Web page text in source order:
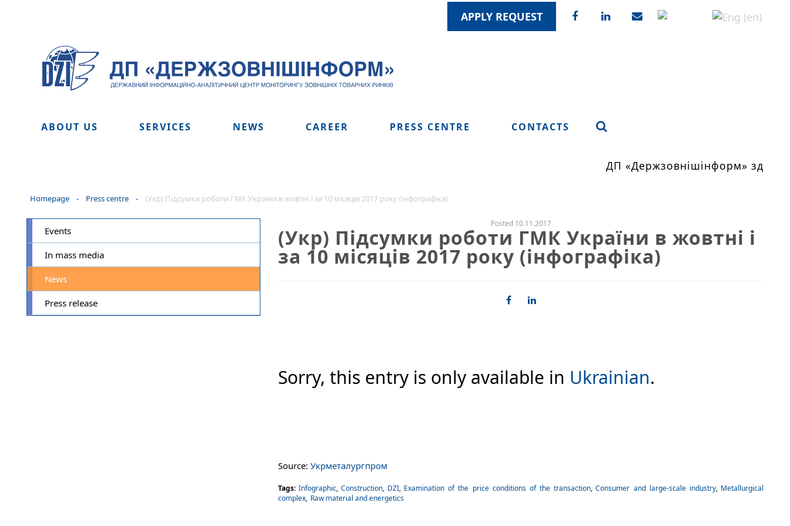
APPLY REQUEST
ABOUT US SERVICES NEWS CAREER PRESS CENTRE CONTACTS
ДП «Держзовнішінформ»
Homepage - Press centre - (Укр) Підсумки роботи ГМК України в жовтні і за 10 місяців 2017 року (інфографіка)
Events
In mass media
News
Press release
Posted 10.11.2017
(Укр) Підсумки роботи ГМК України в жовтні і
за 10 місяців 2017 року (інфографіка)
Sorry, this entry is only available in Ukrainian.
Source: Укрметалургпром
Tags: Infographic, Construction, DZI, Examination of the price conditions of the transaction, Consumer and large-scale industry, Metallurgical
complex, Raw material and energetics